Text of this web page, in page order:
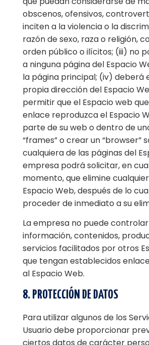
obscenos, ofensivos,
inciten a la violencia o la
razón de sexo, raza o religión,
orden público o ilícitos; (iii) no
a ninguna página del Espacio
la página principal; (iv) deberá
propia dirección del Espacio
permitir que el Espacio web
enlace reproduzca el Espacio
parte de su web o dentro de
“frames” o crear un “browser”
cualquiera de las páginas del
empresa podrá solicitar, en
momento, que elimine
Espacio Web, después de lo
proceder de inmediato a su
La empresa no puede
información, contenidos,
servicios facilitados por otros
que tengan establecidos
al Espacio Web.
8. PROTECCIÓN DE DATOS
Para utilizar algunos de los
Usuario debe proporcionar
ciertos datos de carácter